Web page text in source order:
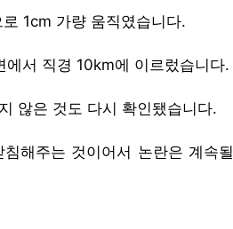
1cm 가량 움직였습니다.
서 직경 10km에 이르렀습니다.
않은 것도 다시 확인됐습니다.
해주는 것이어서 논란은 계속될